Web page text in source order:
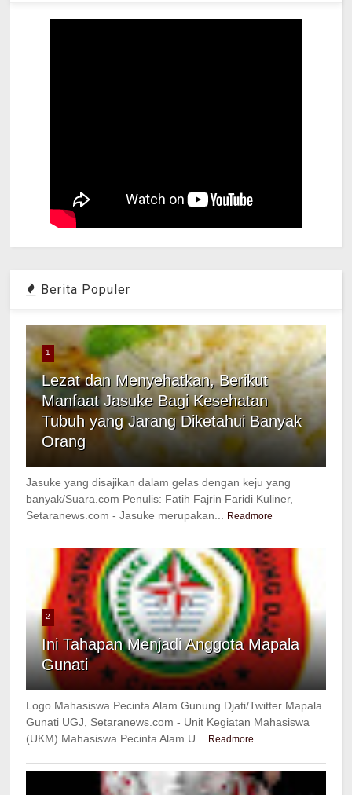
Berita Populer
1
Lezat dan Menyehatkan, Berikut
Manfaat Jasuke Bagi Kesehatan
Tubuh yang Jarang Diketahui Banyak
Orang
Jasuke yang disajikan dalam gelas dengan keju yang
banyak/Suara.com Penulis: Fatih Fajrin Faridi Kuliner,
Setaranews.com - Jasuke merupakan...
Readmore
2
Ini Tahapan Menjadi Anggota Mapala
Gunati
Logo Mahasiswa Pecinta Alam Gunung Djati/Twitter Mapala
Gunati UGJ, Setaranews.com - Unit Kegiatan Mahasiswa
(UKM) Mahasiswa Pecinta Alam U...
Readmore